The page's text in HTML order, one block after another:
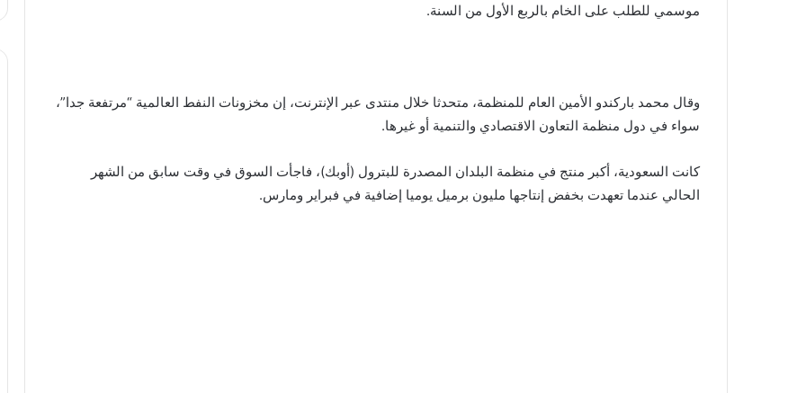
موسمي للطلب على الخام بالربع الأول من السنة.
وقال محمد باركندو الأمين العام للمنظمة، متحدثا خلال منتدى عبر الإنترنت، إن مخزونات النفط العالمية “مرتفعة جدا”،
سواء في دول منظمة التعاون الاقتصادي والتنمية أو غيرها.
كانت السعودية، أكبر منتج في منظمة البلدان المصدرة للبترول (أوبك)، فاجأت السوق في وقت سابق من الشهر
الحالي عندما تعهدت بخفض إنتاجها مليون برميل يوميا إضافية في فبراير ومارس.